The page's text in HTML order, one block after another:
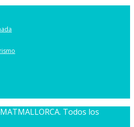
Todos los